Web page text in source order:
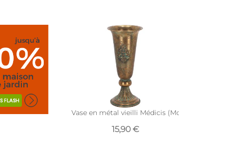
Vase en métal vieilli Médicis (Modèle 9)
15,90 €